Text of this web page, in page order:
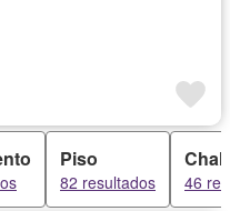
Piso
82 resultados 46